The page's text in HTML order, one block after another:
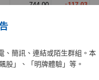
、簡訊、連結或陌生群組。本
股」、「明牌體驗」等。